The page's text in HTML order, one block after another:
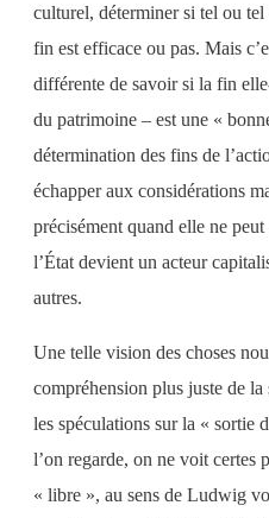
culturel, déterminer si tel ou
fin est efficace ou pas. Mais
différente de savoir si la fin
du patrimoine – est une «
détermination des fins de
échapper aux considérations
précisément quand elle ne
l’État devient un acteur
autres.
Une telle vision des choses
compréhension plus juste de
les spéculations sur la « sortie
l’on regarde, on ne voit certes
« libre », au sens de Ludwig